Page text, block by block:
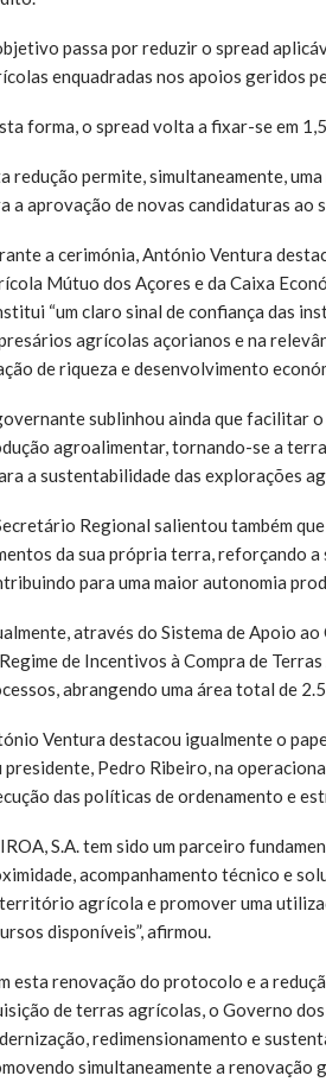
passa por reduzir o spread
enquadradas nos apoios geridos
forma, o spread volta a fixar-se em
redução permite, simultaneamente,
a aprovação de novas candidaturas ao
a cerimónia, António Ventura
Mútuo dos Açores e da Caixa
“um claro sinal de confiança das
agrícolas açorianos e na
de riqueza e desenvolvimento
sublinhou ainda que facilitar
agroalimentar, tornando-se a
a sustentabilidade das explorações
Regional salientou também
da sua própria terra, reforçando
para uma maior autonomia
através do Sistema de Apoio
de Incentivos à Compra de
abrangendo uma área total de
Ventura destacou igualmente o
presidente, Pedro Ribeiro, na
das políticas de ordenamento e
IROA, S.A. tem sido um parceiro
acompanhamento técnico e
agrícola e promover uma
disponíveis”, afirmou.
esta renovação do protocolo e a
de terras agrícolas, o Governo
redimensionamento e
simultaneamente a renovação